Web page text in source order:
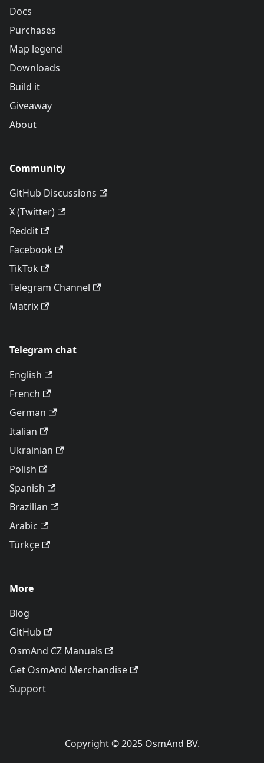
Docs
Purchases
Map legend
Downloads
Build it
Giveaway
About
Community
GitHub Discussions
X (Twitter)
Reddit
Facebook
TikTok
Telegram Channel
Matrix
Telegram chat
English
French
German
Italian
Ukrainian
Polish
Spanish
Brazilian
Arabic
Türkçe
More
Blog
GitHub
OsmAnd CZ Manuals
Get OsmAnd Merchandise
Support
Copyright © 2025 OsmAnd BV.